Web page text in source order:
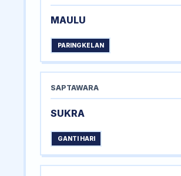
MAULU
PARINGKELAN
SAPTAWARA
SUKRA
GANTI HARI